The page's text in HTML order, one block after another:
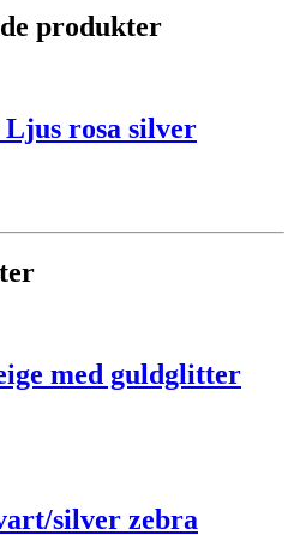
produkter
rosa silver
med guldglitter
silver zebra